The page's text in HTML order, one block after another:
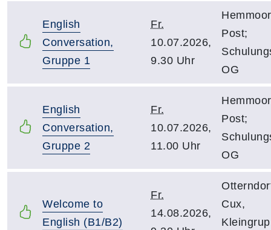
English
Conversation,
Gruppe 1
Fr.
10.07.2026,
9.30 Uhr
Post;
OG
English
Conversation,
Gruppe 2
Fr.
10.07.2026,
11.00 Uhr
Post;
OG
Welcome to
English (B1/B2)
Fr.
14.08.2026,
Cux,